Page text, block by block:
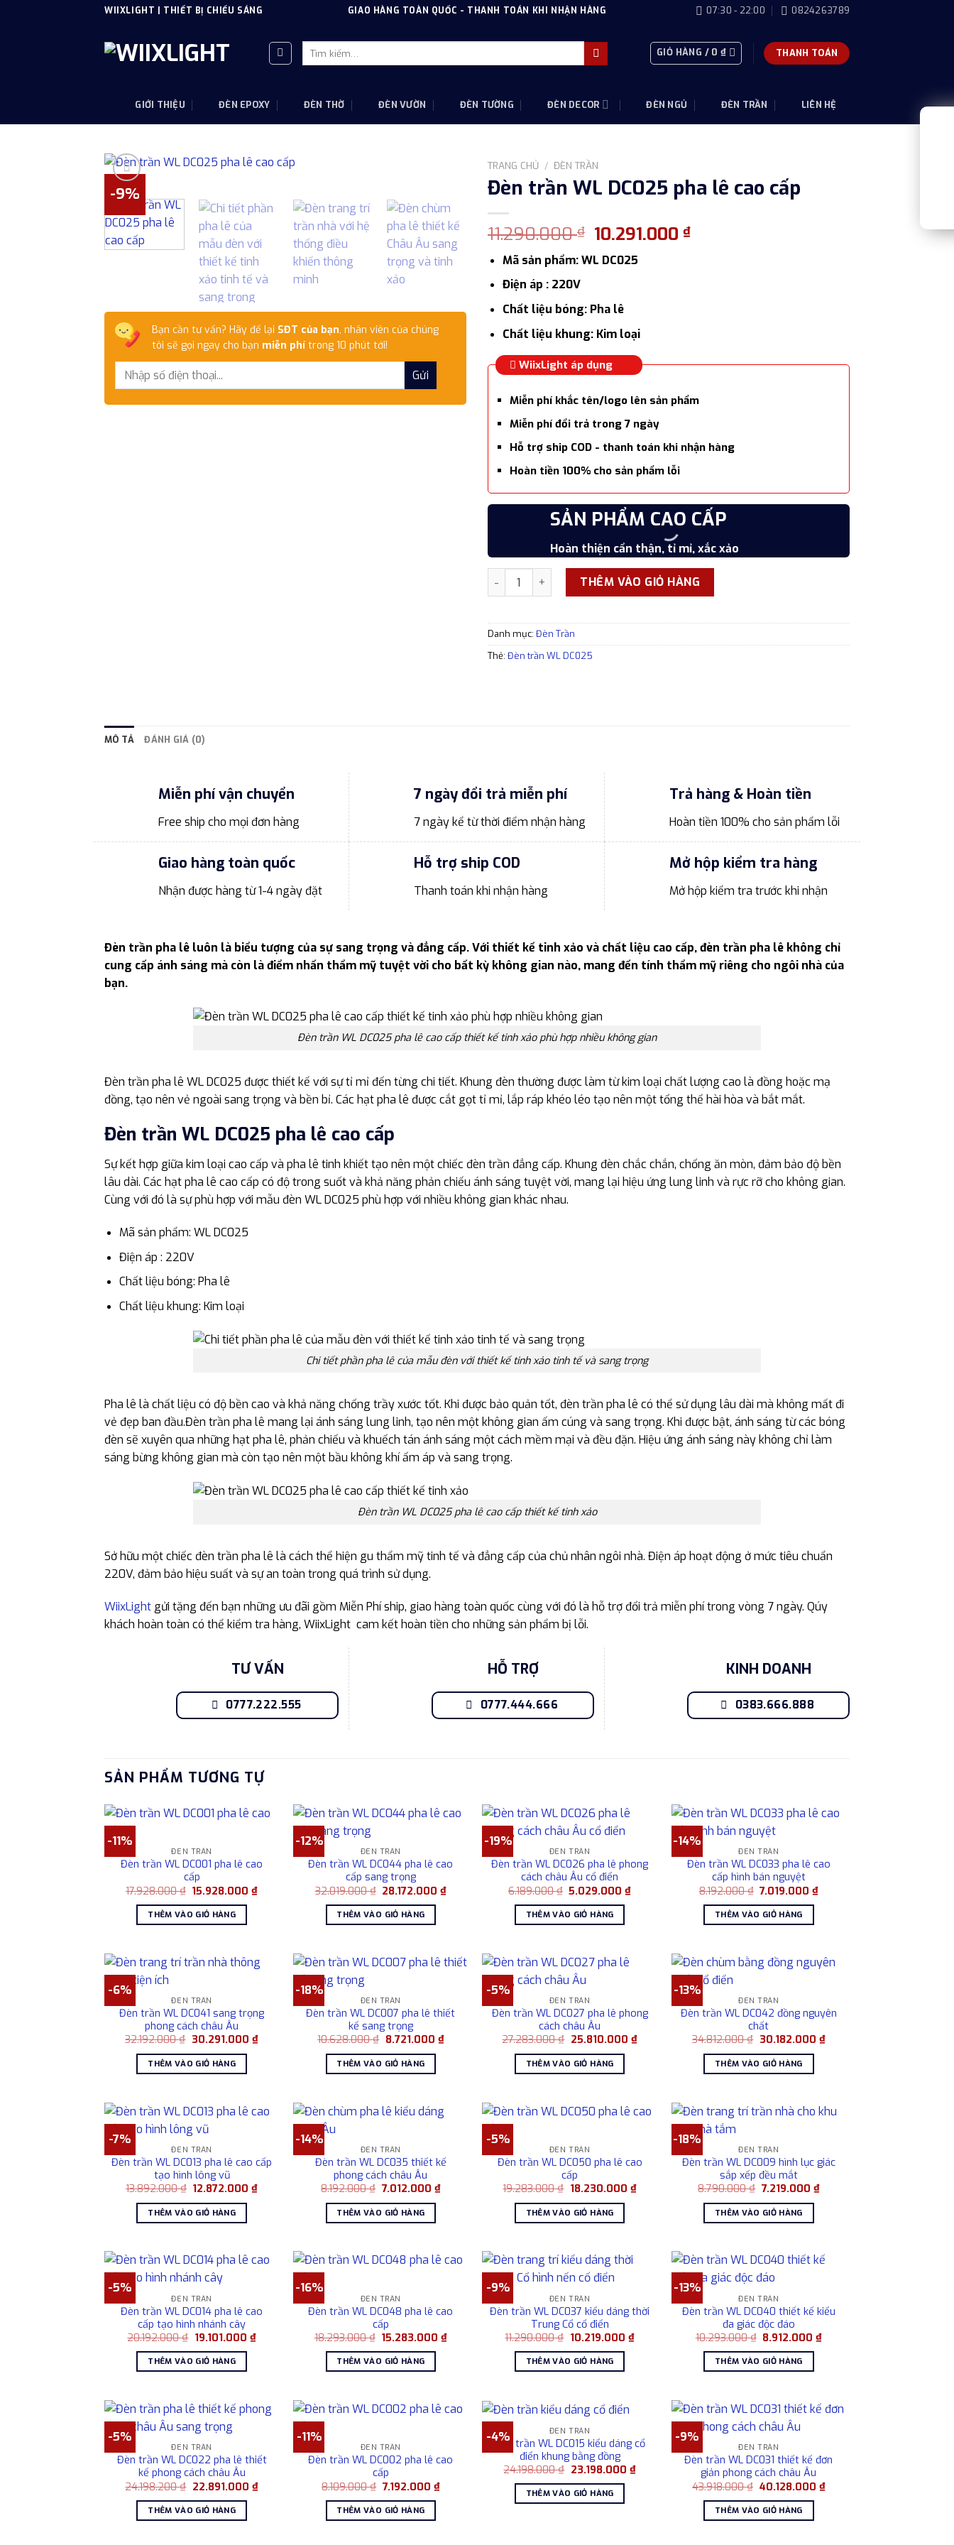
WIIXLIGHT | THIẾT BỊ CHIẾU SÁNG GIAO HÀNG TOÀN QUỐC - THANH TOÁN KHI NHẬN HÀNG 07:30 - 22:00 0824263789
Tìm
kiếm:
GIỎ HÀNG / 0₫ THANH TOÁN
GIỚI THIỆU ĐÈN EPOXY ĐÈN THỜ ĐÈN VƯỜN ĐÈN TƯỜNG ĐÈN DECOR ĐÈN NGỦ ĐÈN TRẦN LIÊN HỆ
-9%
Bạn cần tư vấn? Hãy để lại SĐT của bạn, nhân viên của chúng
tôi sẽ gọi ngay cho bạn miễn phí trong 10 phút tới!
TRANG CHỦ / ĐÈN TRẦN
Đèn trần WL DC025 pha lê cao cấp
11.290.000₫ Giá
gốc
là:
10.291.000₫Giá
Mã sản phẩm: WL DC025
Điện áp : 220V
Chất liệu bóng: Pha lê
Chất liệu khung: Kim loại
WiixLight áp dụng
Miễn phí khắc tên/logo lên sản phẩm
Miễn phí đổi trả trong 7 ngày
Hỗ trợ ship COD - thanh toán khi nhận hàng
Hoàn tiền 100% cho sản phẩm lỗi
SẢN PHẨM CAO CẤP
Hoàn thiện cẩn thận, tỉ mỉ, xắc xảo
Đèn trần WL DC025 pha lê cao cấp số lượng
THÊM VÀO GIỎ HÀNG
Danh mục: Đèn Trần
Thẻ: Đèn trần WL DC025
MÔ TẢ ĐÁNH GIÁ (0)
Miễn phí vận chuyển
Free ship cho mọi đơn hàng
7 ngày đổi trả miễn phí
7 ngày kể từ thời điểm nhận hàng
Trả hàng & Hoàn tiền
Hoàn tiền 100% cho sản phẩm lỗi
Giao hàng toàn quốc
Nhận được hàng từ 1-4 ngày đặt
Hỗ trợ ship COD
Thanh toán khi nhận hàng
Mở hộp kiểm tra hàng
Mở hộp kiểm tra trước khi nhận
Đèn trần pha lê luôn là biểu tượng của sự sang trọng và đẳng cấp. Với thiết kế tinh xảo và chất liệu cao cấp, đèn trần pha lê không chỉ
cung cấp ánh sáng mà còn là điểm nhấn thẩm mỹ tuyệt vời cho bất kỳ không gian nào, mang đến tính thẩm mỹ riêng cho ngôi nhà của
bạn.
Đèn trần WL DC025 pha lê cao cấp thiết kế tinh xảo phù hợp nhiều không gian
Đèn trần pha lê WL DC025 được thiết kế với sự tỉ mỉ đến từng chi tiết. Khung đèn thường được làm từ kim loại chất lượng cao là đồng hoặc mạ
đồng, tạo nên vẻ ngoài sang trọng và bền bỉ. Các hạt pha lê được cắt gọt tỉ mỉ, lắp ráp khéo léo tạo nên một tổng thể hài hòa và bắt mắt.
Đèn trần WL DC025 pha lê cao cấp
Sự kết hợp giữa kim loại cao cấp và pha lê tinh khiết tạo nên một chiếc đèn trần đẳng cấp. Khung đèn chắc chắn, chống ăn mòn, đảm bảo độ bền
lâu dài. Các hạt pha lê cao cấp có độ trong suốt và khả năng phản chiếu ánh sáng tuyệt vời, mang lại hiệu ứng lung linh và rực rỡ cho không gian.
Cùng với đó là sự phù hợp với mẫu đèn WL DC025 phù hợp với nhiều không gian khác nhau.
Mã sản phẩm: WL DC025
Điện áp : 220V
Chất liệu bóng: Pha lê
Chất liệu khung: Kim loại
Chi tiết phần pha lê của mẫu đèn với thiết kế tinh xảo tinh tế và sang trọng
Pha lê là chất liệu có độ bền cao và khả năng chống trầy xước tốt. Khi được bảo quản tốt, đèn trần pha lê có thể sử dụng lâu dài mà không mất đi
vẻ đẹp ban đầu.Đèn trần pha lê mang lại ánh sáng lung linh, tạo nên một không gian ấm cúng và sang trọng. Khi được bật, ánh sáng từ các bóng
đèn sẽ xuyên qua những hạt pha lê, phản chiếu và khuếch tán ánh sáng một cách mềm mại và đều đặn. Hiệu ứng ánh sáng này không chỉ làm
sáng bừng không gian mà còn tạo nên một bầu không khí ấm áp và sang trọng.
Đèn trần WL DC025 pha lê cao cấp thiết kế tinh xảo
Sở hữu một chiếc đèn trần pha lê là cách thể hiện gu thẩm mỹ tinh tế và đẳng cấp của chủ nhân ngôi nhà. Điện áp hoạt động ở mức tiêu chuẩn
220V, đảm bảo hiệu suất và sự an toàn trong quá trình sử dụng.
WiixLight gửi tặng đến bạn những ưu đãi gồm Miễn Phí ship, giao hàng toàn quốc cùng với đó là hỗ trợ đổi trả miễn phí trong vòng 7 ngày. Qúy
khách hoàn toàn có thể kiểm tra hàng, WiixLight cam kết hoàn tiền cho những sản phẩm bị lỗi.
TƯ VẤN
0777.222.555
HỖ TRỢ
0777.444.666
KINH DOANH
0383.666.888
SẢN PHẨM TƯƠNG TỰ
-11%
ĐÈN TRẦN
Đèn trần WL DC001 pha lê cao
cấp
17.928.000₫ Giá
là:
17.928.000 ₫.
15.928.000₫Giá
THÊM VÀO GIỎ HÀNG
-12%
ĐÈN TRẦN
Đèn trần WL DC044 pha lê cao
cấp sang trọng
32.019.000₫ Giá
là:
32.019.000 ₫.
28.172.000₫Giá
THÊM VÀO GIỎ HÀNG
-19%
ĐÈN TRẦN
Đèn trần WL DC026 pha lê phong
cách châu Âu cổ điển
6.189.000₫ Giá
là:
6.189.000 ₫.
5.029.000₫Giá
THÊM VÀO GIỎ HÀNG
-14%
ĐÈN TRẦN
Đèn trần WL DC033 pha lê cao
cấp hình bán nguyệt
8.192.000₫ Giá
là:
8.192.000 ₫.
7.019.000₫Giá
THÊM VÀO GIỎ HÀNG
-6%
ĐÈN TRẦN
Đèn trần WL DC041 sang trọng
phong cách châu Âu
32.192.000₫ Giá
là:
32.192.000 ₫.
30.291.000 ₫Giá
THÊM VÀO GIỎ HÀNG
-18%
ĐÈN TRẦN
Đèn trần WL DC007 pha lê thiết
kế sang trọng
10.628.000₫ Giá
là:
10.628.000 ₫.
8.721.000 ₫Giá
THÊM VÀO GIỎ HÀNG
-5%
ĐÈN TRẦN
Đèn trần WL DC027 pha lê phong
cách châu Âu
27.283.000₫ Giá
là:
27.283.000 ₫.
25.810.000 ₫Giá
THÊM VÀO GIỎ HÀNG
-13%
ĐÈN TRẦN
Đèn trần WL DC042 đồng nguyên
chất
34.812.000₫ Giá
là:
34.812.000 ₫.
30.182.000 ₫Giá
THÊM VÀO GIỎ HÀNG
-7%
ĐÈN TRẦN
Đèn trần WL DC013 pha lê cao cấp
tạo hình lông vũ
13.892.000₫ Giá
là:
13.892.000 ₫.
12.872.000₫Giá
THÊM VÀO GIỎ HÀNG
-14%
ĐÈN TRẦN
Đèn trần WL DC035 thiết kế
phong cách châu Âu
8.192.000₫ Giá
là:
8.192.000 ₫.
7.012.000 ₫Giá
THÊM VÀO GIỎ HÀNG
-5%
ĐÈN TRẦN
Đèn trần WL DC050 pha lê cao
cấp
19.283.000₫ Giá
là:
19.283.000 ₫.
18.230.000 ₫Giá
THÊM VÀO GIỎ HÀNG
-18%
ĐÈN TRẦN
Đèn trần WL DC009 hình lục giác
sắp xếp đều mắt
8.790.000₫ Giá
là:
8.790.000 ₫.
7.219.000 ₫Giá
THÊM VÀO GIỎ HÀNG
-5%
ĐÈN TRẦN
Đèn trần WL DC014 pha lê cao
cấp tạo hình nhánh cây
20.192.000₫ Giá
là:
20.192.000 ₫.
19.101.000 ₫Giá
THÊM VÀO GIỎ HÀNG
-16%
ĐÈN TRẦN
Đèn trần WL DC048 pha lê cao
cấp
18.293.000₫ Giá
là:
18.293.000 ₫.
15.283.000₫Giá
THÊM VÀO GIỎ HÀNG
-9%
ĐÈN TRẦN
Đèn trần WL DC037 kiểu dáng thời
Trung Cổ cổ điển
11.290.000₫ Giá
là:
11.290.000 ₫.
10.219.000 ₫Giá
THÊM VÀO GIỎ HÀNG
-13%
ĐÈN TRẦN
Đèn trần WL DC040 thiết kế kiểu
đa giác độc đáo
10.293.000₫ Giá
là:
10.293.000 ₫.
8.912.000₫Giá
THÊM VÀO GIỎ HÀNG
-5%
ĐÈN TRẦN
Đèn trần WL DC022 pha lê thiết
kế phong cách châu Âu
24.198.200₫ Giá
là:
24.198.200 ₫.
22.891.000 ₫Giá
THÊM VÀO GIỎ HÀNG
-11%
ĐÈN TRẦN
Đèn trần WL DC002 pha lê cao
cấp
8.109.000₫ Giá
là:
8.109.000 ₫.
7.192.000 ₫Giá
THÊM VÀO GIỎ HÀNG
-4% ĐÈN TRẦN
Đèn trần WL DC015 kiểu dáng cổ
điển khung bằng đồng
24.198.000₫ Giá
là:
24.198.000 ₫.
23.198.000 ₫Giá
THÊM VÀO GIỎ HÀNG
-9%
ĐÈN TRẦN
Đèn trần WL DC031 thiết kế đơn
giản phong cách châu Âu
43.918.000₫ Giá
là:
43.918.000 ₫.
40.128.000 ₫Giá
THÊM VÀO GIỎ HÀNG